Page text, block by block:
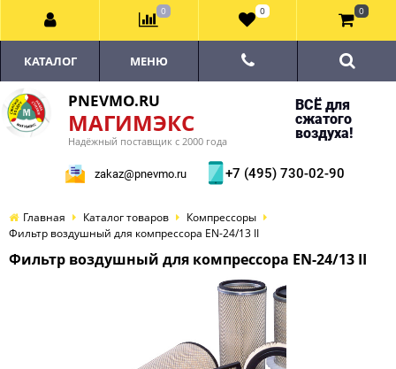
PNEVMO.RU
МАГИМЭКС
Надёжный поставщик с 2000 года
ВСЁ для
сжатого
воздуха!
zakaz@pnevmo.ru +7 (495) 730-02-90
КАТАЛОГ МЕНЮ
Главная Каталог товаров
Компрессоры
Фильтр воздушный для компрессора EN-24/13 II
Фильтр воздушный для компрессора EN-24/13 II
0 0 0